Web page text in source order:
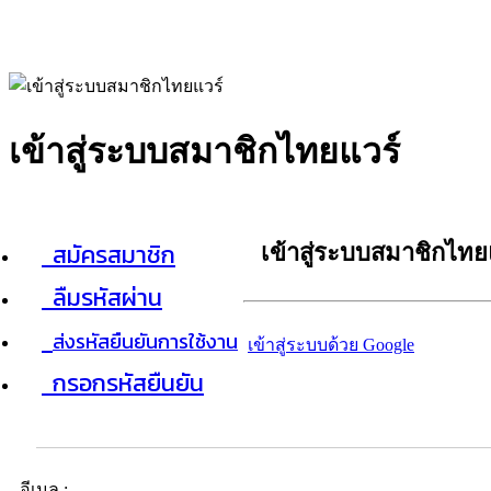
เข้าสู่ระบบสมาชิกไทยแวร์
สมัครสมาชิก
ลืมรหัสผ่าน
ส่งรหัสยืนยันการใช้งาน
กรอกรหัสยืนยัน
เข้าสู่ระบบสมาชิกไท
เข้าสู่ระบบด้วย Google